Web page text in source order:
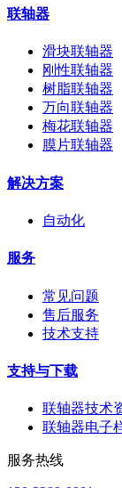
联轴器
滑块联轴器
刚性联轴器
树脂联轴器
万向联轴器
梅花联轴器
膜片联轴器
解决方案
自动化
服务
常见问题
售后服务
技术支持
支持与下载
联轴器技术
联轴器电子
服务热线